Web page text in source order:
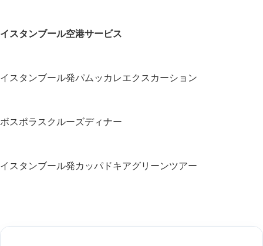
イスタンブール空港サービス
イスタンブール発パムッカレエクスカーション
ボスポラスクルーズディナー
イスタンブール発カッパドキアグリーンツアー